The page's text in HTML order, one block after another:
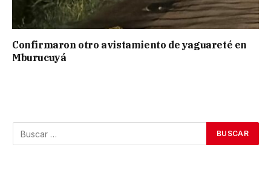
Confirmaron otro avistamiento de yaguareté en
Mburucuyá